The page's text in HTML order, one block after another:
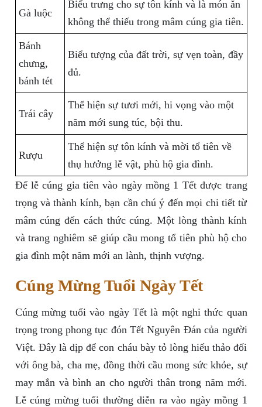
Gà luộc
Biểu trưng cho sự tôn kính và là món ăn
không thể thiếu trong mâm cúng gia tiên.
Bánh
chưng,
bánh tét
Biểu tượng của đất trời, sự vẹn toàn, đầy
đủ.
Trái cây
Thể hiện sự tươi mới, hi vọng vào một
năm mới sung túc, bội thu.
Rượu
Thể hiện sự tôn kính và mời tổ tiên về
thụ hưởng lễ vật, phù hộ gia đình.
Để lễ cúng gia tiên vào ngày mồng 1 Tết được trang
trọng và thành kính, bạn cần chú ý đến mọi chi tiết từ
mâm cúng đến cách thức cúng. Một lòng thành kính
và trang nghiêm sẽ giúp cầu mong tổ tiên phù hộ cho
gia đình một năm mới an lành, thịnh vượng.
Cúng Mừng Tuổi Ngày Tết
Cúng mừng tuổi vào ngày Tết là một nghi thức quan
trọng trong phong tục đón Tết Nguyên Đán của người
Việt. Đây là dịp để con cháu bày tỏ lòng hiếu thảo đối
với ông bà, cha mẹ, đồng thời cầu mong sức khỏe, sự
may mắn và bình an cho người thân trong năm mới.
Lễ cúng mừng tuổi thường diễn ra vào ngày mồng 1